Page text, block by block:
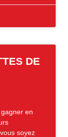
DE
en
soyez